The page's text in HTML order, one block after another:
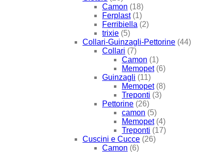
Camon (18)
Ferplast (1)
Ferribiella (2)
trixie (5)
Collari-Guinzagli-Pettorine (44)
Collari (7)
Camon (1)
Memopet (6)
Guinzagli (11)
Memopet (8)
Treponti (3)
Pettorine (26)
camon (5)
Memopet (4)
Treponti (17)
Cuscini e Cucce (26)
Camon (6)